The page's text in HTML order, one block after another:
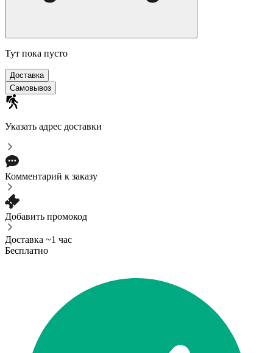
Тут пока пусто
Доставка
Самовывоз
Указать адрес доставки
Комментарий к заказу
Добавить промокод
Доставка ~1 час
Бесплатно